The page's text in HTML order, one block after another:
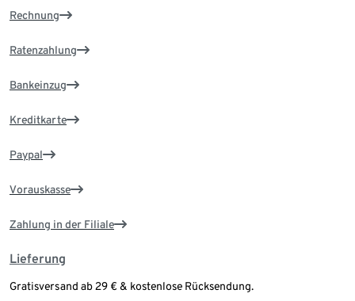
Rechnung
Ratenzahlung
Bankeinzug
Kreditkarte
Paypal
Vorauskasse
Zahlung in der Filiale
Lieferung
Gratisversand ab 29 € & kostenlose Rücksendung.